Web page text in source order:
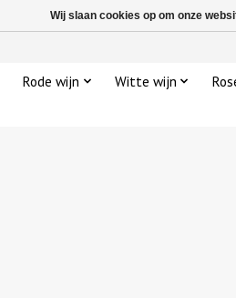
Rode wijn Witte wijn
Wij slaan cookies op om onze